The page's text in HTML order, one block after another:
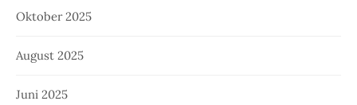
Oktober 2025
August 2025
Juni 2025